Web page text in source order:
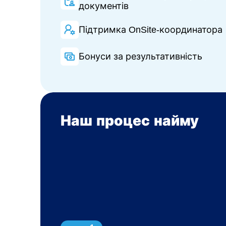
документів
Підтримка OnSite-координатора
Бонуси за результативність
Наш процес найму